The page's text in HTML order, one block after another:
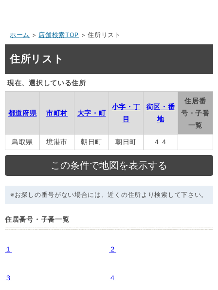
ホーム > 店舗検索TOP > 住所リスト
住所リスト
現在、選択している住所
都道府県 市町村 大字・町
小字・丁
目
街区・番
地
住居番
号・子番
一覧
鳥取県
境港市 朝日町 朝日町 ４４
※お探しの番号がない場合には、近くの住所より検索して下さい。
住居番号・子番一覧
１ ２
３ ４